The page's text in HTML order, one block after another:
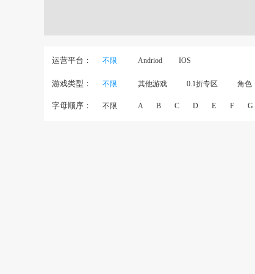
运营平台： 不限 Andriod IOS
游戏类型： 不限 其他游戏 0.1折专区 角色
字母顺序： 不限 A B C D E F G